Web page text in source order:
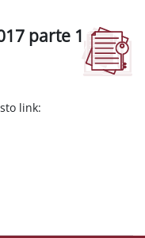
parte 1
link: